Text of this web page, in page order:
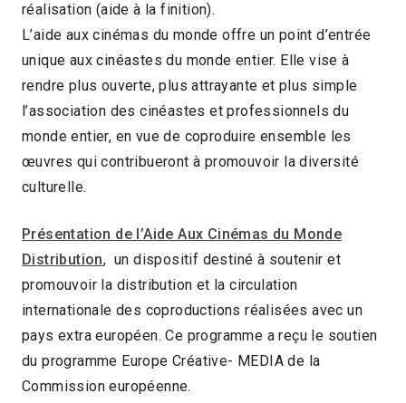
réalisation (aide à la finition).
L’aide aux cinémas du monde offre un point d’entrée
unique aux cinéastes du monde entier. Elle vise à
rendre plus ouverte, plus attrayante et plus simple
l’association des cinéastes et professionnels du
monde entier, en vue de coproduire ensemble les
œuvres qui contribueront à promouvoir la diversité
culturelle.
Présentation de l’Aide Aux Cinémas du Monde
Distribution, un dispositif destiné à soutenir et
promouvoir la distribution et la circulation
internationale des coproductions réalisées avec un
pays extra européen. Ce programme a reçu le soutien
du programme Europe Créative- MEDIA de la
Commission européenne.